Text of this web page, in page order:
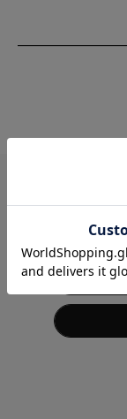
~ シン